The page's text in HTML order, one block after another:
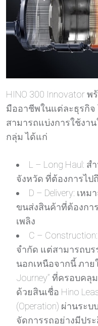
HINO 300 Innovator
มืออาชีพในแต่ละธุรกิจ
สามารถแบ่งการใช้งา
กลุ่ม ได้แก่
L – Long Haul:
จังหวัด ที่ต้องการไ
D – Delivery: เห
ขนส่งสินค้าที่ต้องกา
เพลิง
C –
จำกัด แต่สามารถบ
นอกเหนือจากนี้ ภาย
Journey” ที่ครอบคลุ
ด้วยสินเชื่อ Hino
(Operation) ผ่านระบ
จัดการรถอย่างมีปร